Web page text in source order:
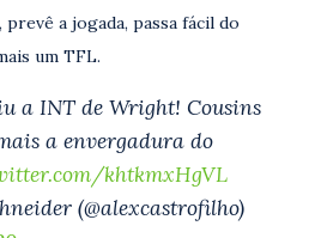
prevê a jogada, passa fácil do
um TFL.
a INT de Wright! Cousins
a envergadura do
khtkmxHgVL
(@alexcastrofilho)